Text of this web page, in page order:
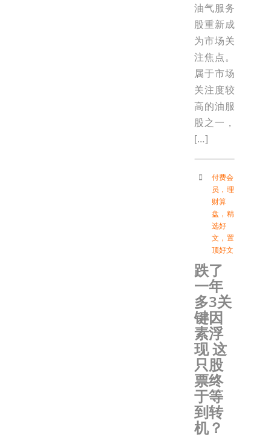
油气服务
股重新成
为市场关
注焦点。
属于市场
关注度较
高的油服
股之一，
[…]
付费会
员 ， 理
财算
盘 ， 精
选好
文 ， 置
顶好文
跌了
一年
多3关
键因
素浮
现 这
只股
票终
于等
到转
机？